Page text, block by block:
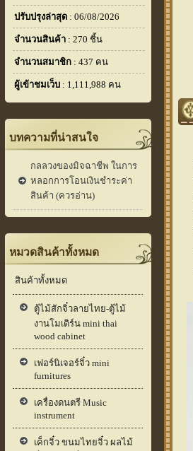
ปรับปรุงล่าสุด : 06/08/2026
จำนวนสินค้า : 270 ชิ้น
จำนวนสมาชิก : 437 คน
ผู้เข้าชมเว็บ : 1,111,988 คน
บทความที่น่าสนใจ
กลลวงของมิจฉาชีพ ในการ
หลอกการโอนเงินชำระค่า
สินค้า (ควรอ่าน)
หมวดสินค้าทั้งหมด
สินค้าทั้งหมด
ตู้ไม้สักจิ๋วลายไทย-ตู้ไม้
งานโมเดิร์น mini thai
wood cabinet
เฟอร์นิเจอร์จิ๋ว mini
furnitures
เครื่องดนตรี Music
instrument
เค็กจิ๋ว ขนมไทยจิ๋ว ผลไม้